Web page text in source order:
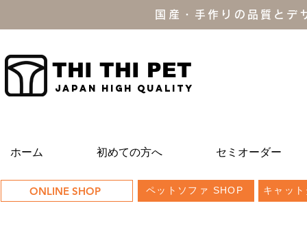
国産・手作りの品質と
THI THI PET
JAPAN high quality
ホーム 初めての方へ セミオーダー
ONLINE SHOP ペットソファ SHOP キャッ